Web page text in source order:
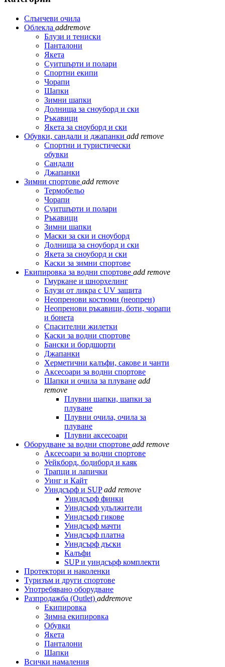
Слънчеви очила
Облекла addremove
Блузи и тениски
Панталони
Якета
Суитшърти и полари
Спортни екипи
Чорапи
Шапки
Зимни шапки
Долнища за сноуборд и ски
Ръкавици
Якета за сноуборд и ски
Обувки, сандали и джапанки add remove
Спортни и туристически
обувки
Сандали
Джапанки
Зимни спортове add remove
Термобельо
Чорапи
Суитшърти и полари
Ръкавици
Зимни шапки
Маски за ски и сноуборд
Долнища за сноуборд и ски
Якета за сноуборд и ски
Каски за зимни спортове
Екипировка за водни спортове add remove
Гмуркане и шнорхелинг
Блузи от ликра с UV защита
Неопренови костюми (неопрен)
Неопренови ръкавици, боти, чорапи
и бонета
Спасителни жилетки
Каски за водни спортове
Бански и бордшорти
Джапанки
Херметични калъфи, сакове и чанти
Аксесоари за водни спортове
Шапки и очила за плуване add
remove
Плувни шапки, шапки за
плуване
Плувни очила, очила за
плуване
Плувни аксесоари
Оборудване за водни спортове add remove
Аксесоари за водни спортове
Уейкборд, бодиборд и каяк
Трапци и лапички
Уинг и Кайт
Уиндсърф и SUP add remove
Уиндсърф финки
Уиндсърф удължители
Уиндсърф гикове
Уиндсърф мачти
Уиндсърф платна
Уиндсърф дъски
Калъфи
SUP и уиндсърф комплекти
Протектори и наколенки
Туризъм и други спортове
Употребявано оборудване
Разпродажба (Outlet) addremove
Екипировка
Зимна екипировка
Обувки
Якета
Панталони
Шапки
Всички намаления